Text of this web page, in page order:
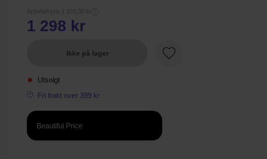
Anbefalt pris 1 335,00 kr
1 298 kr
Ikke på lager
Favoritt
Utsolgt
Fri frakt over 399 kr
Beautiful Price